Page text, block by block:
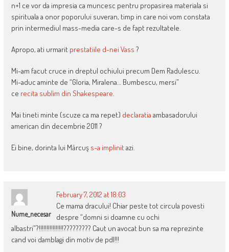
n+1 ce vor da impresia ca muncesc pentru propasirea materiala si
spirituala a onor poporului suveran, timp in care noi vom constata
prin intermediul mass-media care-s de fapt rezultatele.
Apropo, ati urmarit prestatiile d-nei Vass ?
Mi-am facut cruce in dreptul ochiului precum Dem Radulescu.
Mi-aduc aminte de “Gloria, Miralena… Bumbescu, mersi”
ce recita sublim din Shakespeare.
Mai tineti minte (scuze ca ma repet) declaratia ambasadorului
american din decembrie 2011 ?
Ei bine, dorinta lui Mărcuş s-a implinitazi.
Nume_necesar
February 7, 2012 at 18:03
Ce mama dracului! Chiar peste tot circula povesti
despre “domni si doamne cu ochi
albastri”?!!!!!!!!!!!!!!!!????????? Caut un avocat bun sa ma reprezinte
cand voi damblagi din motiv de pdl!!!